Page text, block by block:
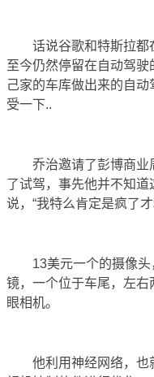
话说谷歌和特斯拉都
至今仍然停留在自动驾
己家的车库做出来的自
受一下..
乔治邀请了彭博商业
了试驾，事先他并不知
说，“我特么肯定是疯了
13美元一个的摄像
镜，一个位于车尾，左右
眼相机。
他利用神经网络，也